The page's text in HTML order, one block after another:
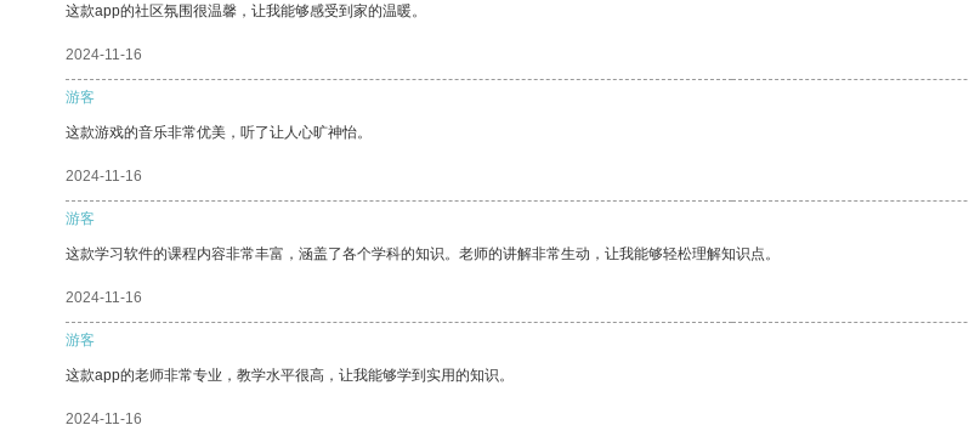
这款app的社区氛围很温馨，让我能够感受到家的温暖。
2024-11-16
游客
这款游戏的音乐非常优美，听了让人心旷神怡。
2024-11-16
游客
这款学习软件的课程内容非常丰富，涵盖了各个学科的知识。老师的讲解非常生动，让我能够轻松理解知识点。
2024-11-16
游客
这款app的老师非常专业，教学水平很高，让我能够学到实用的知识。
2024-11-16